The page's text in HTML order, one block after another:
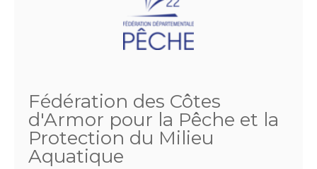
Fédération des Côtes
d'Armor pour la Pêche et la
Protection du Milieu
Aquatique